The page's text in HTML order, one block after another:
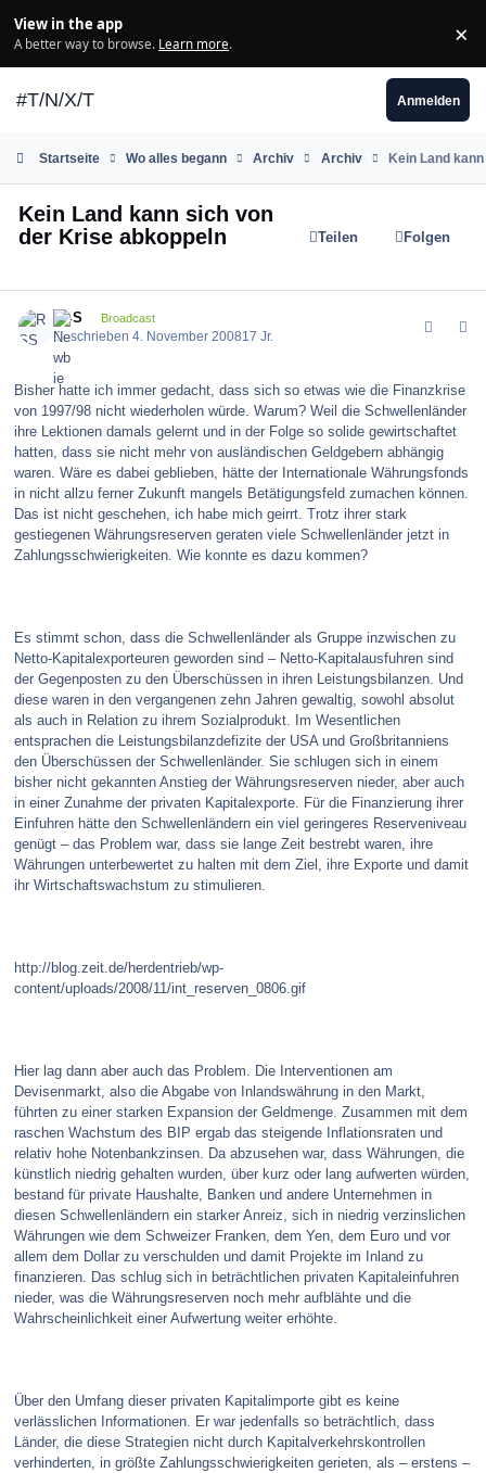
View in the app
A better way to browse. Learn more. ×
#T/N/X/T Anmelden
Startseite Wo alles begann Archiv Archiv Kein Land
Kein Land kann sich von
der Krise abkoppeln
Teilen Folgen
RSS Broadcast
Geschrieben4. November 200817 Jr.
Bisher hatte ich immer gedacht, dass sich so etwas wie die Finanzkrise
von 1997/98 nicht wiederholen würde. Warum? Weil die Schwellenländer
ihre Lektionen damals gelernt und in der Folge so solide gewirtschaftet
hatten, dass sie nicht mehr von ausländischen Geldgebern abhängig
waren. Wäre es dabei geblieben, hätte der Internationale Währungsfonds
in nicht allzu ferner Zukunft mangels Betätigungsfeld zumachen können.
Das ist nicht geschehen, ich habe mich geirrt. Trotz ihrer stark
gestiegenen Währungsreserven geraten viele Schwellenländer jetzt in
Zahlungsschwierigkeiten. Wie konnte es dazu kommen?
Es stimmt schon, dass die Schwellenländer als Gruppe inzwischen zu
Netto-Kapitalexporteuren geworden sind – Netto-Kapitalausfuhren sind
der Gegenposten zu den Überschüssen in ihren Leistungsbilanzen. Und
diese waren in den vergangenen zehn Jahren gewaltig, sowohl absolut
als auch in Relation zu ihrem Sozialprodukt. Im Wesentlichen
entsprachen die Leistungsbilanzdefizite der USA und Großbritanniens
den Überschüssen der Schwellenländer. Sie schlugen sich in einem
bisher nicht gekannten Anstieg der Währungsreserven nieder, aber auch
in einer Zunahme der privaten Kapitalexporte. Für die Finanzierung ihrer
Einfuhren hätte den Schwellenländern ein viel geringeres Reserveniveau
genügt – das Problem war, dass sie lange Zeit bestrebt waren, ihre
Währungen unterbewertet zu halten mit dem Ziel, ihre Exporte und damit
ihr Wirtschaftswachstum zu stimulieren.
http://blog.zeit.de/herdentrieb/wp-
content/uploads/2008/11/int_reserven_0806.gif
Hier lag dann aber auch das Problem. Die Interventionen am
Devisenmarkt, also die Abgabe von Inlandswährung in den Markt,
führten zu einer starken Expansion der Geldmenge. Zusammen mit dem
raschen Wachstum des BIP ergab das steigende Inflationsraten und
relativ hohe Notenbankzinsen. Da abzusehen war, dass Währungen, die
künstlich niedrig gehalten wurden, über kurz oder lang aufwerten würden,
bestand für private Haushalte, Banken und andere Unternehmen in
diesen Schwellenländern ein starker Anreiz, sich in niedrig verzinslichen
Währungen wie dem Schweizer Franken, dem Yen, dem Euro und vor
allem dem Dollar zu verschulden und damit Projekte im Inland zu
finanzieren. Das schlug sich in beträchtlichen privaten Kapitaleinfuhren
nieder, was die Währungsreserven noch mehr aufblähte und die
Wahrscheinlichkeit einer Aufwertung weiter erhöhte.
Über den Umfang dieser privaten Kapitalimporte gibt es keine
verlässlichen Informationen. Er war jedenfalls so beträchtlich, dass
Länder, die diese Strategien nicht durch Kapitalverkehrskontrollen
verhinderten, in größte Zahlungsschwierigkeiten gerieten, als – erstens –